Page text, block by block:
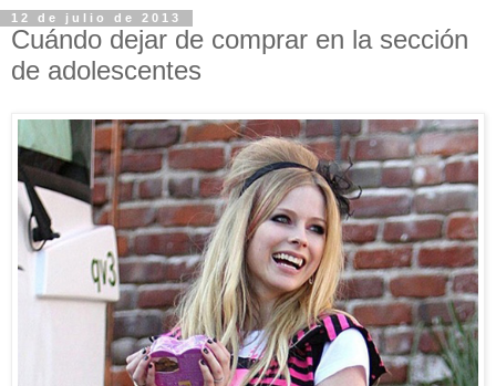
12 de julio de 2013
Cuándo dejar de comprar en la sección
de adolescentes